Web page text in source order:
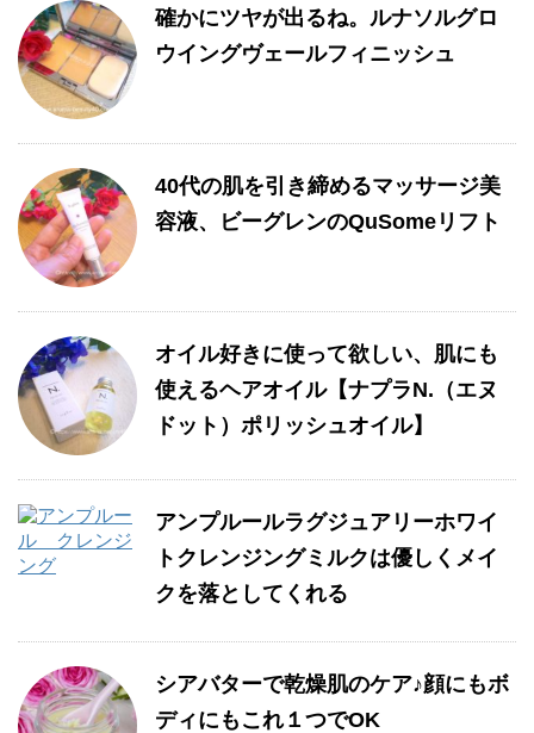
確かにツヤが出るね。ルナソルグロ
ウイングヴェールフィニッシュ
40代の肌を引き締めるマッサージ美
容液、ビーグレンのQuSomeリフト
オイル好きに使って欲しい、肌にも
使えるヘアオイル【ナプラN.（エヌ
ドット）ポリッシュオイル】
アンプルールラグジュアリーホワイ
トクレンジングミルクは優しくメイ
クを落としてくれる
シアバターで乾燥肌のケア♪顔にもボ
ディにもこれ１つでOK